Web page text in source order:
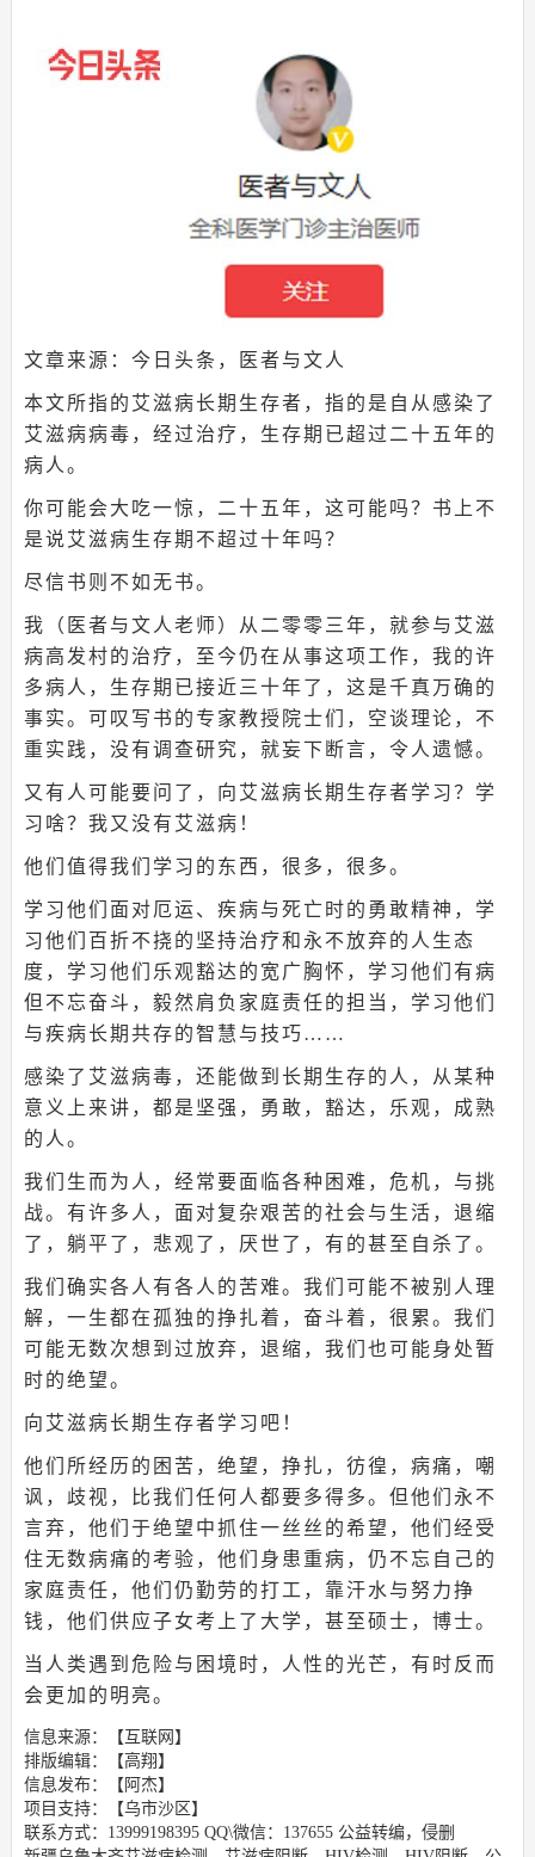
文章来源：今日头条，医者与文人
本文所指的艾滋病长期生存者，指的是自从感染了
艾滋病病毒，经过治疗，生存期已超过二十五年的
病人。
你可能会大吃一惊，二十五年，这可能吗？书上不
是说艾滋病生存期不超过十年吗？
尽信书则不如无书。
我（ 医者与文人老师 ）
从二零零三年，就参与艾滋
病高发村的治疗，至今仍在从事这项工作，我的许
多病人，生存期已接近三十年了，这是千真万确的
事实。可叹写书的专家教授院士们，空谈理论，不
重实践，没有调查研究，就妄下断言，令人遗憾。
又有人可能要问了，向艾滋病长期生存者学习？学
习啥？我又没有艾滋病！
他们值得我们学习的东西，很多，很多。
学习他们面对厄运、疾病与死亡时的勇敢精神，学
习他们百折不挠的坚持治疗和永不放弃的人生态
度，学习他们乐观豁达的宽广胸怀，学习他们有病
但不忘奋斗，毅然肩负家庭责任的担当，学习他们
与疾病长期共存的智慧与技巧……
感染了艾滋病毒，还能做到长期生存的人，从某种
意义上来讲，都是坚强，勇敢，豁达，乐观，成熟
的人。
我们生而为人，经常要面临各种困难，危机，与挑
战。有许多人，面对复杂艰苦的社会与生活，退缩
了，躺平了，悲观了，厌世了，有的甚至自杀了。
我们确实各人有各人的苦难。我们可能不被别人理
解，一生都在孤独的挣扎着，奋斗着，很累。我们
可能无数次想到过放弃，退缩，我们也可能身处暂
时的绝望。
向艾滋病长期生存者学习吧！
他们所经历的困苦，绝望，挣扎，彷徨，病痛，嘲
讽，歧视，比我们任何人都要多得多。但他们永不
言弃，他们于绝望中抓住一丝丝的希望，他们经受
住无数病痛的考验，他们身患重病，仍不忘自己的
家庭责任，他们仍勤劳的打工，靠汗水与努力挣
钱，他们供应子女考上了大学，甚至硕士，博士。
当人类遇到危险与困境时，人性的光芒，有时反而
会更加的明亮。
信息来源：【互联网】
排版编辑：【高翔】
信息发布：【阿杰】
项目支持：【乌市沙区】
联系方式：13999198395 QQ\微信：137655 公益转编，侵删